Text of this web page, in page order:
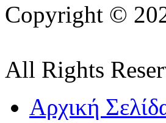
Copyright ©
All Rights
Αρχική